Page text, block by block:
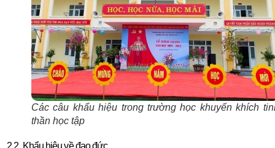
Các câu khẩu hiệu trong trường học khuyến khích
thần học tập